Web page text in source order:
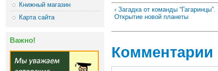
Книжный магазин
Карта сайта
Важно!
‹ Загадка от команды
Открытие новой планеты
Комментарии